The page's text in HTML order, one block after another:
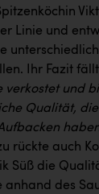
Linie und
Ihr Fazit
verkostet und
Qualität,
rückte auch
Süß die
anhand des